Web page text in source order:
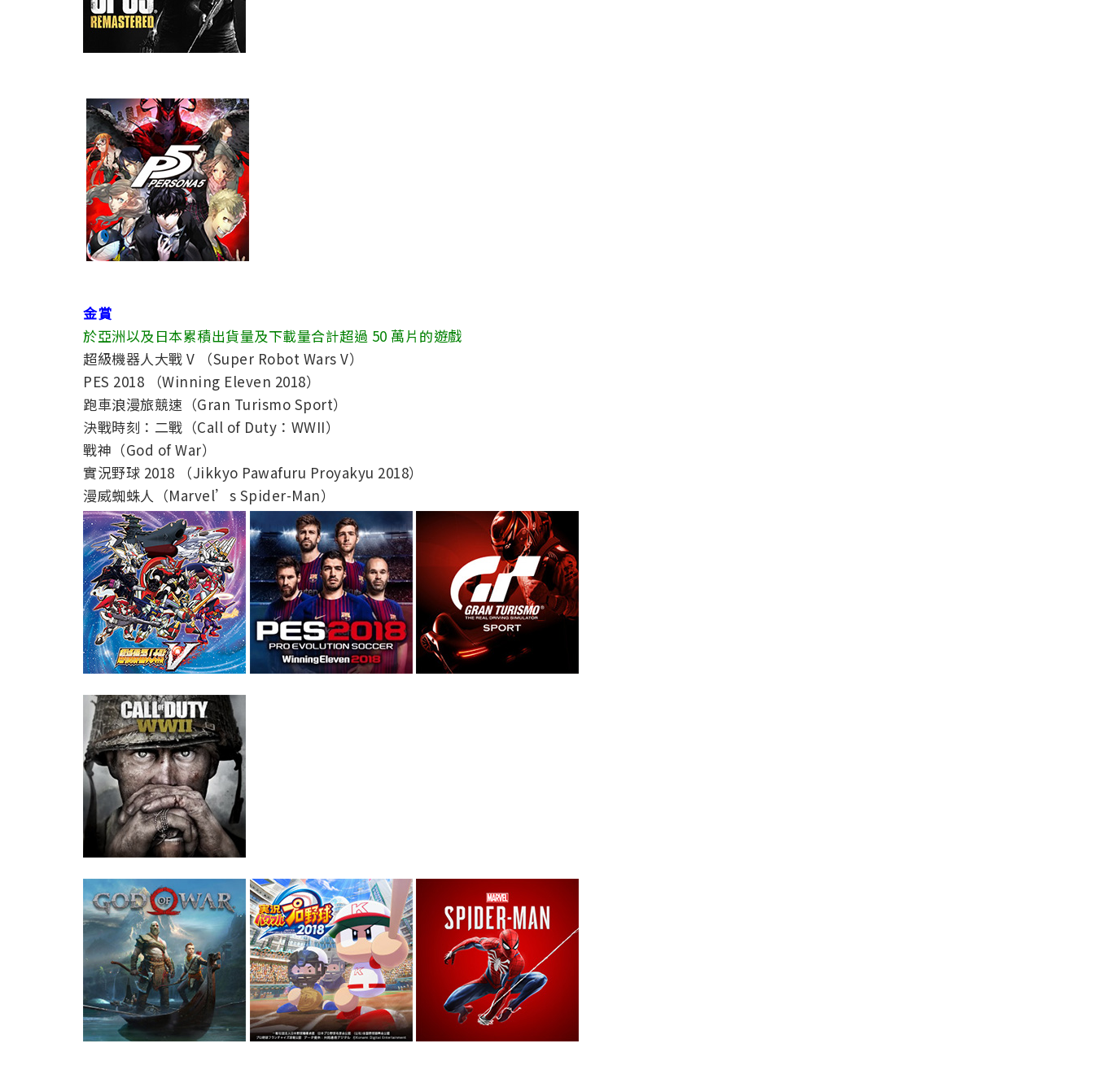
金賞
於亞洲以及日本累積出貨量及下載量合計超過 50 萬片的遊戲
超級機器人大戰 V （Super Robot Wars V）
PES 2018 （Winning Eleven 2018）
跑車浪漫旅競速（Gran Turismo Sport）
決戰時刻：二戰（Call of Duty：WWII）
戰神（God of War）
實況野球 2018 （Jikkyo Pawafuru Proyakyu 2018）
漫威蜘蛛人（Marvel’s Spider-Man）